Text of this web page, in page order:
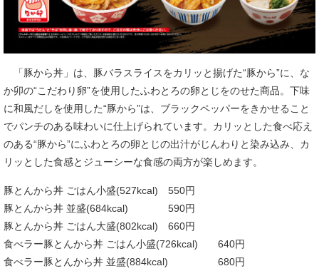
「豚から丼」は、豚バラスライスをカリッと揚げた“豚から”に、な
か卯の“こだわり卵”を使用したふわとろの卵とじをのせた商品。下味
に和風だしを使用した“豚から”は、ブラックペッパーをきかせること
でパンチのある味わいに仕上げられています。カリッとした食べ応え
のある“豚から”にふわとろの卵とじの出汁がじんわりと染み込み、カ
リッとした食感とジューシーな食感の両方が楽しめます。
豚とんから丼 ごはん小盛(527kcal) 550円
豚とんから丼 並盛(684kcal) 590円
豚とんから丼 ごはん大盛(802kcal) 660円
食べラー豚とんから丼 ごはん小盛(726kcal) 640円
食べラー豚とんから丼 並盛(884kcal) 680円